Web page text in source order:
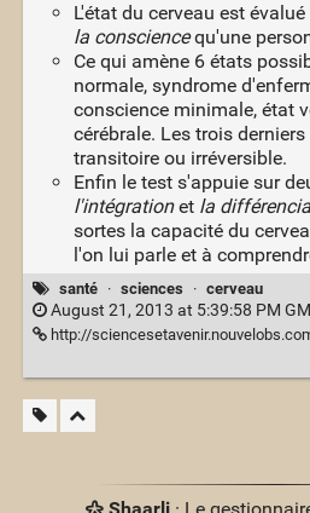
L'état du cerveau est
la consciencequ'une
Ce qui amène 6 états
normale, syndrome
conscience minimale, état
cérébrale. Les trois
transitoire ou irréversible.
Enfin le test s'appuie sur
l'intégrationet la
sortes la capacité du
l'on lui parle et à
santé · sciences · cerveau
August 21, 2013 at 5:39:58 PM
http://sciencesetavenir.nouvelobs.com/sante/20130820.OBS3730/lire-la-